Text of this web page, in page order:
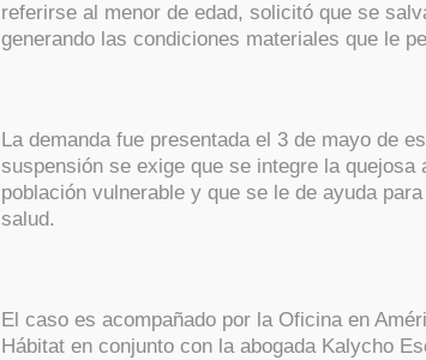
referirse al menor de edad, solicitó que se
generando las condiciones materiales que le
La demanda fue presentada el 3 de mayo de
suspensión se exige que se integre la
población vulnerable y que se le de ayuda
salud.
El caso es acompañado por la Oficina en
Hábitat en conjunto con la abogada Kalycho